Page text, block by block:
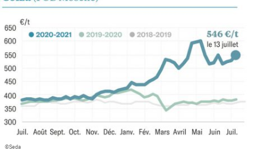
Plus
©Seda